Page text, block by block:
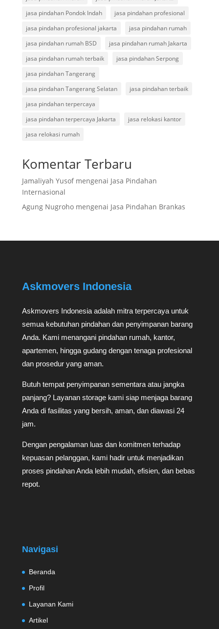
jasa pindahan Pondok Indah
jasa pindahan profesional
jasa pindahan profesional jakarta
jasa pindahan rumah
jasa pindahan rumah BSD
jasa pindahan rumah Jakarta
jasa pindahan rumah terbaik
jasa pindahan Serpong
jasa pindahan Tangerang
jasa pindahan Tangerang Selatan
jasa pindahan terbaik
jasa pindahan terpercaya
jasa pindahan terpercaya Jakarta
jasa relokasi kantor
jasa relokasi rumah
Komentar Terbaru
Jamaliyah Yusofmengenai Jasa Pindahan
Internasional
Agung Nugrohomengenai Jasa Pindahan Brankas
Askmovers Indonesia
Askmovers Indonesia adalah mitra terpercaya untuk
semua kebutuhan pindahan dan penyimpanan barang
Anda. Kami menangani pindahan rumah, kantor,
apartemen, hingga gudang dengan tenaga profesional
dan prosedur yang aman.
Butuh tempat penyimpanan sementara atau jangka
panjang? Layanan storage kami siap menjaga barang
Anda di fasilitas yang bersih, aman, dan diawasi 24
jam.
Dengan pengalaman luas dan komitmen terhadap
kepuasan pelanggan, kami hadir untuk menjadikan
proses pindahan Anda lebih mudah, efisien, dan bebas
repot.
Navigasi
Beranda
Profil
Layanan Kami
Artikel